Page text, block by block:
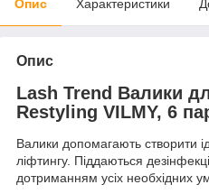
Опис Характеристики
Опис
Lash Trend Валики
Restyling VILMY, 6
Валики допомагають створити
ліфтингу. Піддаються
дотриманням усіх необхідних